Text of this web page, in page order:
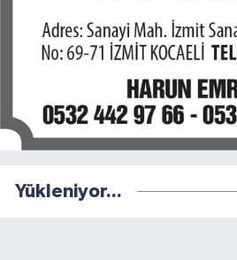
Yükleniyor...